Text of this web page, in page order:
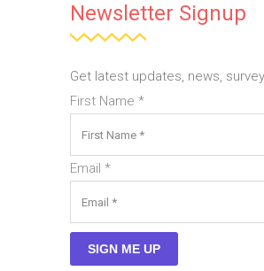
Newsletter Signup
Get latest updates, news,
First Name *
Email *
SIGN ME UP